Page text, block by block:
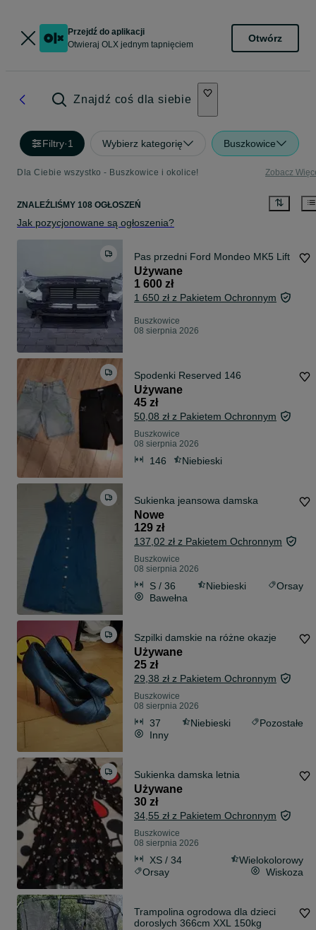
Przejdź do aplikacji
Otwieraj OLX jednym tapnięciem
Otwórz
Znajdź coś dla siebie
Filtry·1 Wybierz kategorię Buszkowice
Dla Ciebie wszystko - Buszkowice i okolice! Zobacz
ZNALEŹLIŚMY 108 OGŁOSZEŃ
Jak pozycjonowane są ogłoszenia?
Pas przedni Ford Mondeo MK5 Lift
Używane
1 600 zł
1 650 zł z Pakietem Ochronnym
Buszkowice
08 sierpnia 2026
Spodenki Reserved 146
Używane
45 zł
50,08 zł z Pakietem Ochronnym
Buszkowice
08 sierpnia 2026
146 Niebieski
Sukienka jeansowa damska
Nowe
129 zł
137,02 zł z Pakietem Ochronnym
Buszkowice
08 sierpnia 2026
S / 36 Niebieski
Orsay
Bawełna
Szpilki damskie na różne okazje
Używane
25 zł
29,38 zł z Pakietem Ochronnym
Buszkowice
08 sierpnia 2026
37 Niebieski
Pozostałe
Inny
Sukienka damska letnia
Używane
30 zł
34,55 zł z Pakietem Ochronnym
Buszkowice
08 sierpnia 2026
XS / 34
Wielokolorowy
Orsay
Wiskoza
Trampolina ogrodowa dla dzieci
doroslych 366cm XXL 150kg